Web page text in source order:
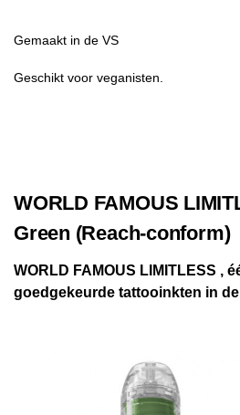
Gemaakt in de VS
Geschikt voor veganisten.
WORLD FAMOUS
Green (Reach-conform)
WORLD FAMOUS LIMITLESS ,
goedgekeurde tattooinkten in